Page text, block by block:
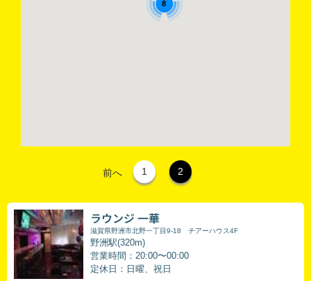
8
前へ 1 2
ラウンジ 一華
滋賀県野洲市北野一丁目9-18 チアーハウス4F
野洲駅(320m)
営業時間：20:00〜00:00
定休日：日曜、祝日